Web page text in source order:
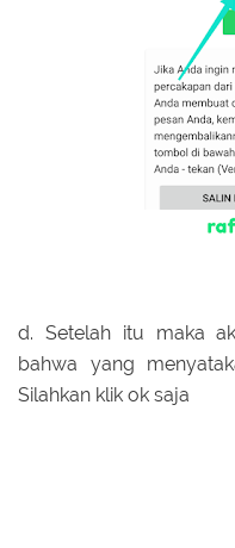
d. Setelah itu maka
bahwa yang
Silahkan klik ok saja